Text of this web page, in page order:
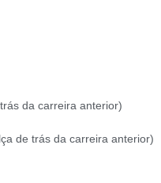
da carreira anterior)
de trás da carreira anterior)